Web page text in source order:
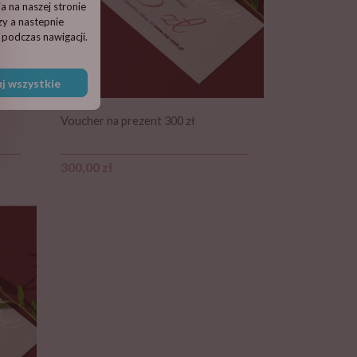
Voucher na prezent 300 zł
na naszej stronie
a nastepnie
nawigacji.
wszystkie